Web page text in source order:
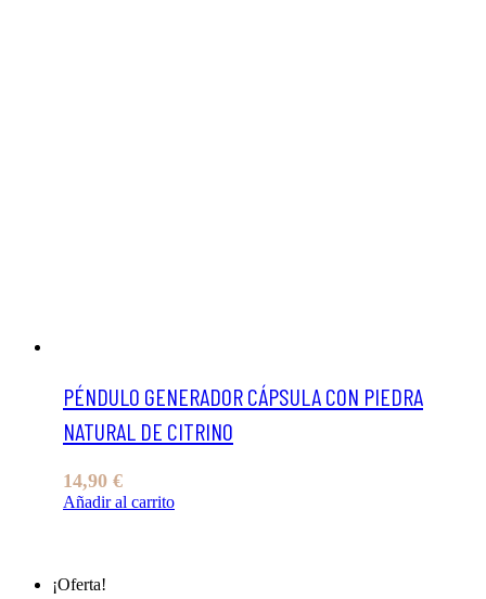
PÉNDULO GENERADOR CÁPSULA CON PIEDRA
NATURAL DE CITRINO
14,90 €
Añadir al carrito
¡Oferta!